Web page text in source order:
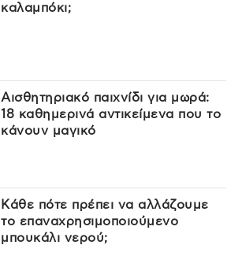
καλαμπόκι;
Αισθητηριακό παιχνίδι για μωρά:
18 καθημερινά αντικείμενα που το
κάνουν μαγικό
Κάθε πότε πρέπει να αλλάζουμε
το επαναχρησιμοποιούμενο
μπουκάλι νερού;